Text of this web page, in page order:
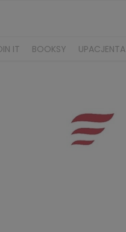
IT BOOKSY UPACJENTA